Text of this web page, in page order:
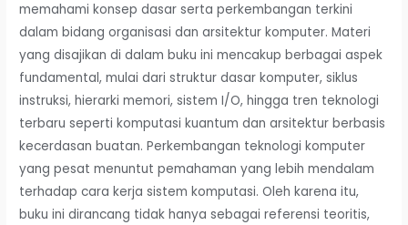
memahami konsep dasar serta perkembangan terkini
dalam bidang organisasi dan arsitektur komputer. Materi
yang disajikan di dalam buku ini mencakup berbagai aspek
fundamental, mulai dari struktur dasar komputer, siklus
instruksi, hierarki memori, sistem I/O, hingga tren teknologi
terbaru seperti komputasi kuantum dan arsitektur berbasis
kecerdasan buatan. Perkembangan teknologi komputer
yang pesat menuntut pemahaman yang lebih mendalam
terhadap cara kerja sistem komputasi. Oleh karena itu,
buku ini dirancang tidak hanya sebagai referensi teoritis,